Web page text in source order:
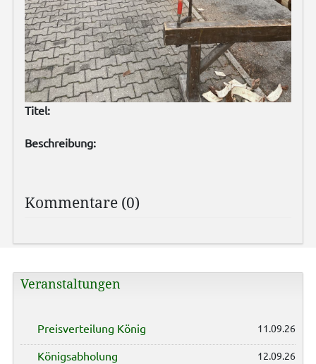
Titel:
Beschreibung:
Kommentare (0)
Veranstaltungen
Preisverteilung König 11.09.26
Königsabholung 12.09.26